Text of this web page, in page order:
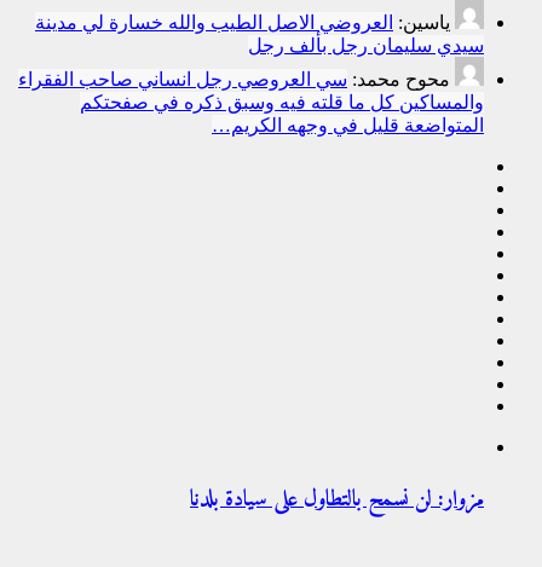
ياسين: العروضي الاصل الطيب والله خسارة لي مدينة
سيدي سليمان رجل بألف رجل
محوح محمد: سي العروصي رجل انساني صاحب الفقراء
والمساكين كل ما قلته فيه وسبق ذكره في صفحتكم
المتواضعة قليل في وجهه الكريم…
مزوار: لن نسمح بالتطاول على سيادة بلدنا